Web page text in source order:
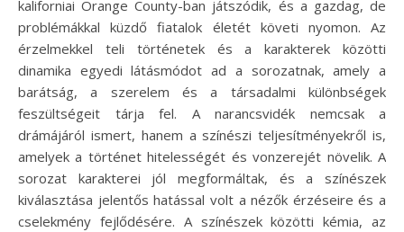
kaliforniai Orange County-ban játszódik, és a gazdag, de
problémákkal küzdő fiatalok életét követi nyomon. Az
érzelmekkel teli történetek és a karakterek közötti
dinamika egyedi látásmódot ad a sorozatnak, amely a
barátság, a szerelem és a társadalmi különbségek
feszültségeit tárja fel. A narancsvidék nemcsak a
drámájáról ismert, hanem a színészi teljesítményekről is,
amelyek a történet hitelességét és vonzerejét növelik. A
sorozat karakterei jól megformáltak, és a színészek
kiválasztása jelentős hatással volt a nézők érzéseire és a
cselekmény fejlődésére. A színészek közötti kémia, az